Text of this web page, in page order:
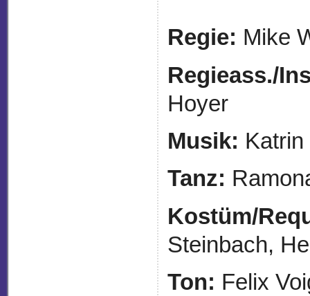
Regie: Mike
Regieass./
Hoyer
Musik:
Tanz:
Kostüm/
Steinbach,
Ton: Felix